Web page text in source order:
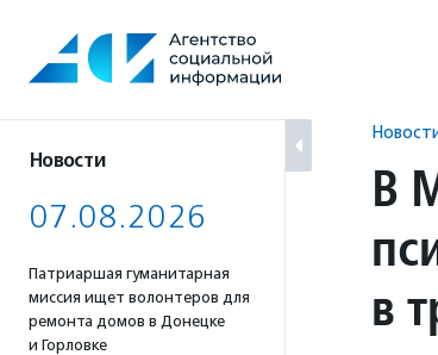
содержанию
Новости
07.08.2026
Патриаршая гуманитарная
миссия ищет волонтеров для
ремонта домов в Донецке
и Горловке
В
в